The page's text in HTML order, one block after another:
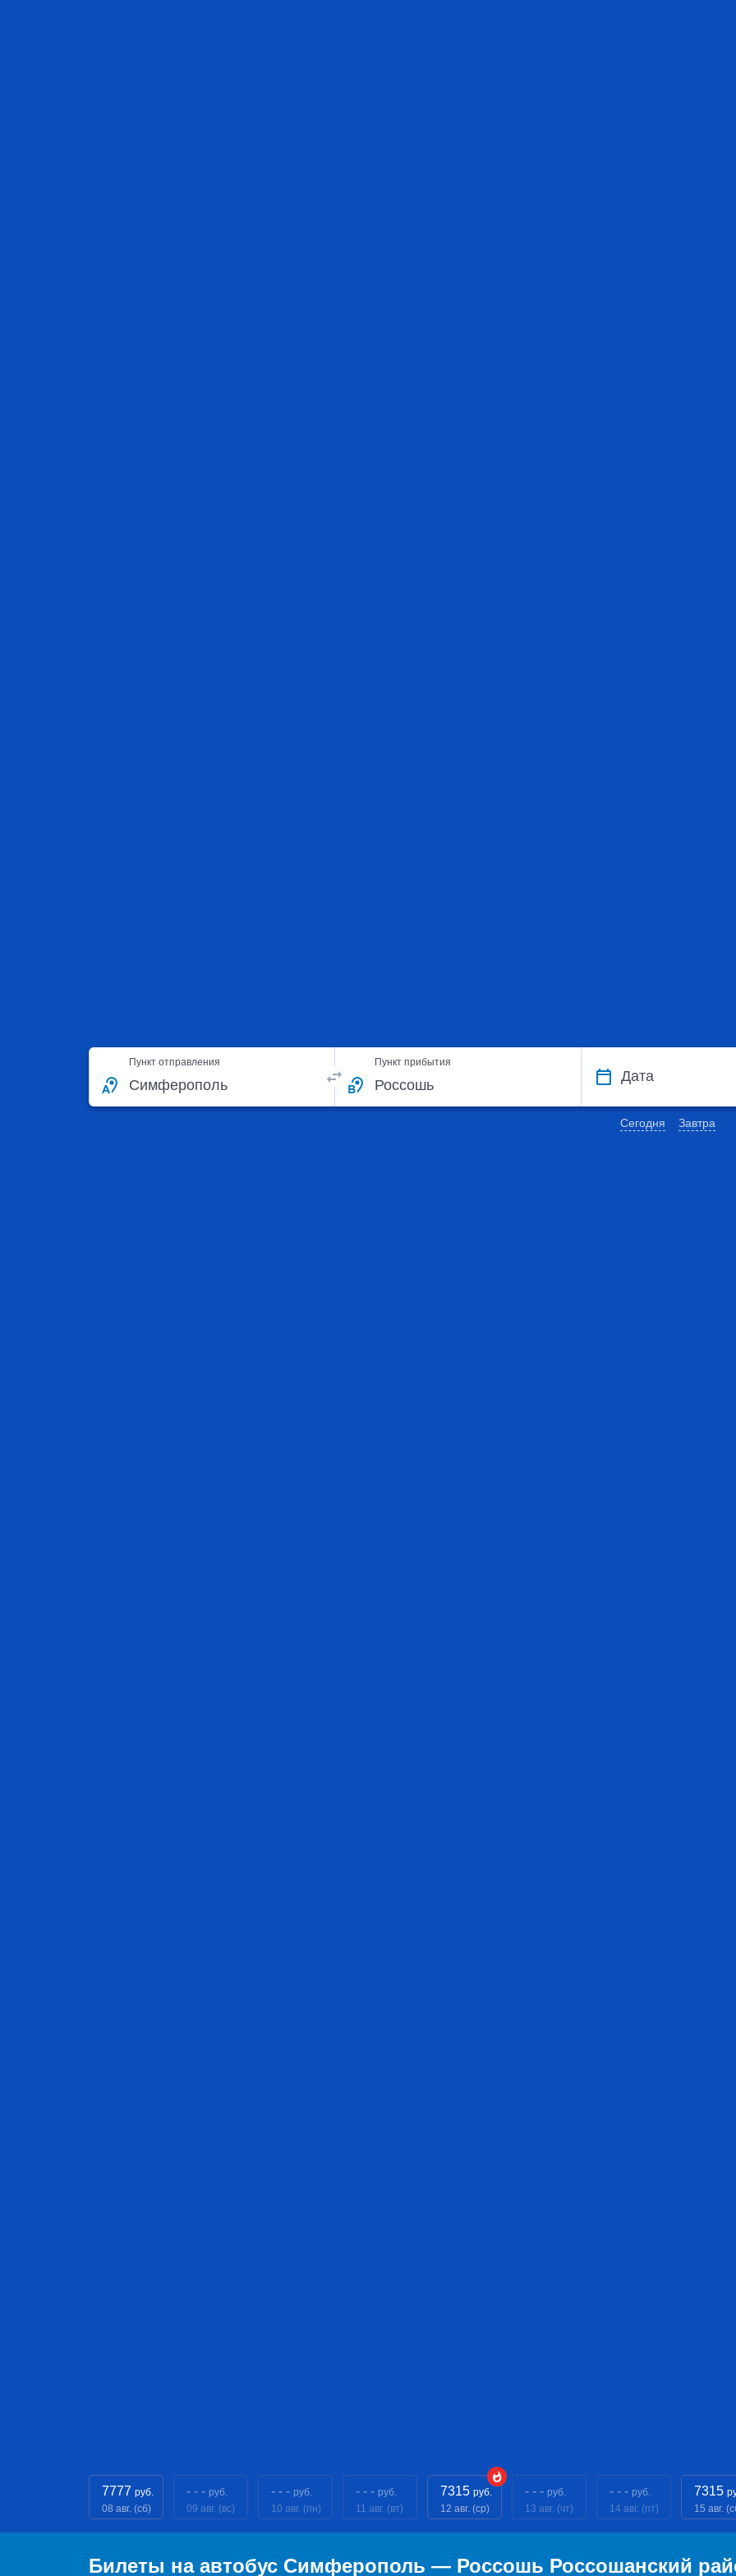
Пункт отправления Пункт прибытия
Дата
Сегодня Завтра
7777 руб.
08 авг. (сб)
- - - руб.
09 авг. (вс)
- - - руб.
10 авг. (пн)
- - - руб.
11 авг. (вт)
7315 руб.
12 авг. (ср)
- - - руб.
13 авг. (чт)
- - - руб.
14 авг. (пт)
7315
15 авг.
Билеты на автобус Симферополь — Россошь Россошанский